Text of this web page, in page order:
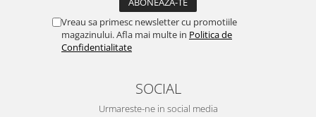
Vreau sa primesc newsletter cu promotiile
magazinului. Afla mai multe in Politica de
Confidentialitate
SOCIAL
Urmareste-ne in social media